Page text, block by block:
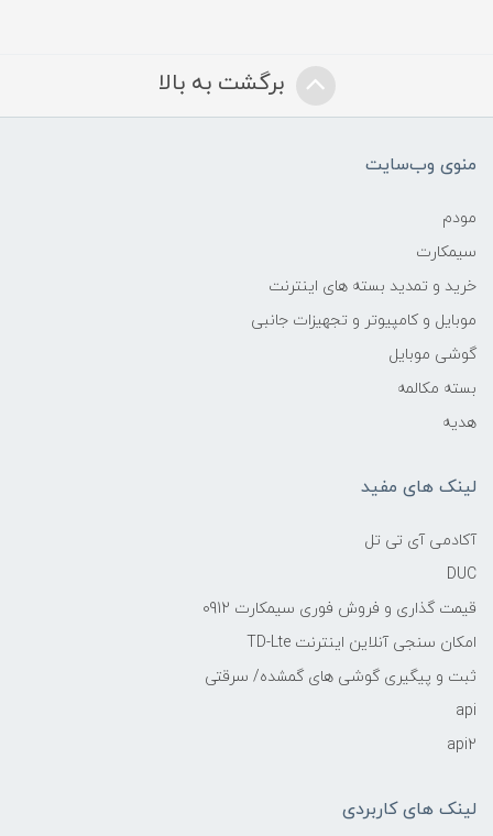
برگشت به بالا
منوی وب‌سایت
مودم
سیمکارت
خرید و تمدید بسته های اینترنت
موبایل و کامپیوتر و تجهیزات جانبی
گوشی موبایل
بسته مکالمه
هدیه
لینک های مفید
آکادمی آی تی تل
DUC
قیمت گذاری و فروش فوری سیمکارت 0912
امکان سنجی آنلاین اینترنت TD-Lte
ثبت و پیگیری گوشی های گمشده/ سرقتی
api
api2
لینک های کاربردی